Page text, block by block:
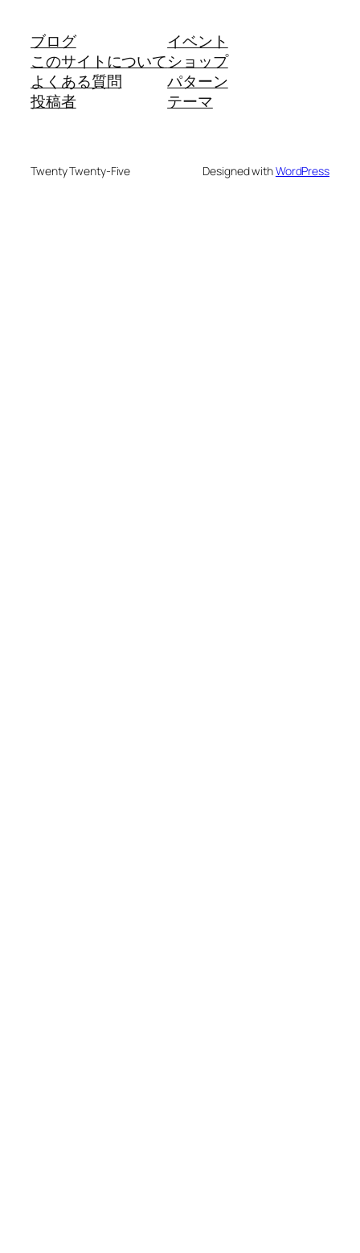
ブログ
このサイトについて
よくある質問
投稿者
イベント
ショップ
パターン
テーマ
Twenty Twenty-Five Designed withWordPress